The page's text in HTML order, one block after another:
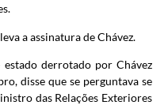
a assinatura de Chávez.
derrotado por Chávez
disse que se perguntava se
das Relações Exteriores